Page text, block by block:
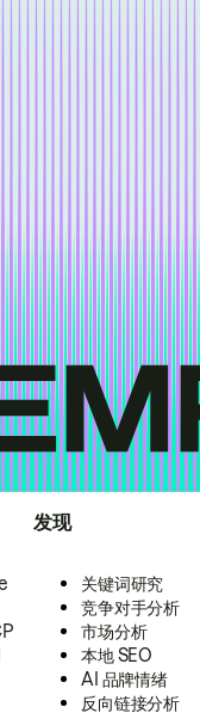
发现
关键词研究
竞争对手分析
市场分析
本地 SEO
AI 品牌情绪
反向链接分析